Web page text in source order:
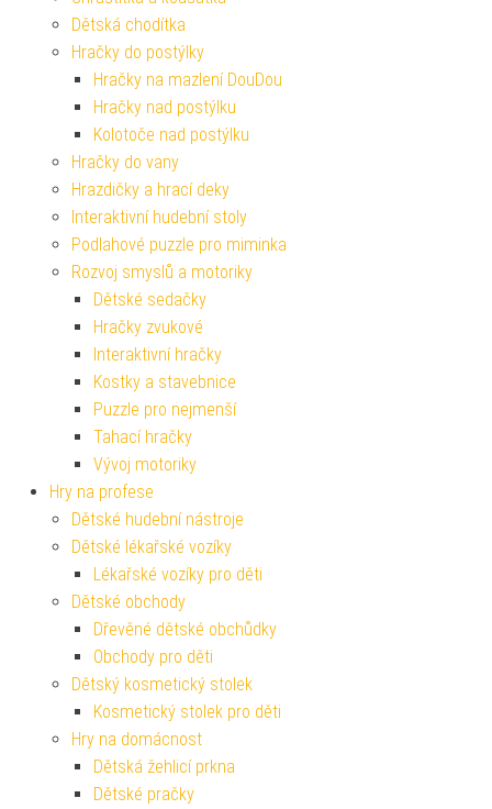
Dětská chodítka
Hračky do postýlky
Hračky na mazlení DouDou
Hračky nad postýlku
Kolotoče nad postýlku
Hračky do vany
Hrazdičky a hrací deky
Interaktivní hudební stoly
Podlahové puzzle pro miminka
Rozvoj smyslů a motoriky
Dětské sedačky
Hračky zvukové
Interaktivní hračky
Kostky a stavebnice
Puzzle pro nejmenší
Tahací hračky
Vývoj motoriky
Hry na profese
Dětské hudební nástroje
Dětské lékařské vozíky
Lékařské vozíky pro děti
Dětské obchody
Dřevěné dětské obchůdky
Obchody pro děti
Dětský kosmetický stolek
Kosmetický stolek pro děti
Hry na domácnost
Dětská žehlicí prkna
Dětské pračky